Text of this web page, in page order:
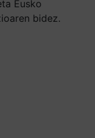
Eusko
bidez.